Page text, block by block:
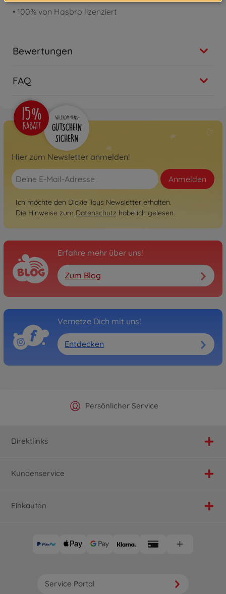
• 100% von Hasbro lizenziert
Bewertungen
FAQ
Hier zum Newsletter anmelden!
Anmelden
Ich möchte den Dickie Toys Newsletter erhalten.
Die Hinweise zum Datenschutz habe ich gelesen.
Erfahre mehr über uns!
Zum Blog
Vernetze Dich mit uns!
Entdecken
Offizieller Hersteller Shop
Persönlicher Service
Versandkostenfrei ab 25€
Schnelle Lieferung
Direktlinks
Kundenservice
Einkaufen
Service Portal